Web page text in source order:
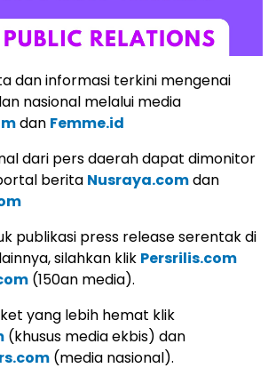
dan informasi terkini mengenai
nasional melalui media
dan Femme.id
dari pers daerah dapat dimonitor
berita Nusraya.comdan
publikasi press release serentak di
silahkan klik Persrilis.com
(150an media).
yang lebih hemat klik
(khusus media ekbis) dan
(media nasional).